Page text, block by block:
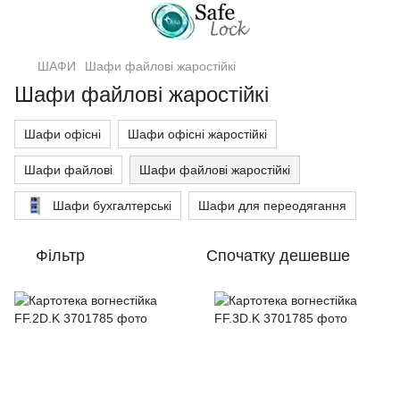
ШАФИ Шафи файлові жаростійкі
Шафи файлові жаростійкі
Шафи офісні Шафи офісні жаростійкі
Шафи файлові Шафи файлові жаростійкі
Шафи бухгалтерські Шафи для переодягання
Фільтр Спочатку дешевше